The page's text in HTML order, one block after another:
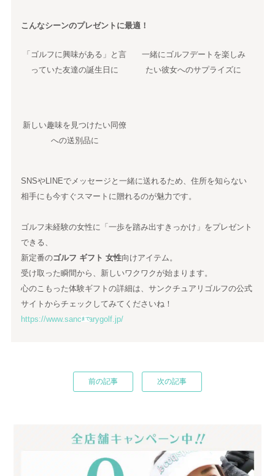
こんなシーンのプレゼントに最適！
「ゴルフに興味がある」と言
っていた友達の誕生日に
一緒にゴルフデートを楽しみ
たい彼女へのサプライズに
新しい趣味を見つけたい同僚
への送別品に
SNSやLINEでメッセージと一緒に送れるため、住所を知らない
相手にも今すぐスマートに贈れるのが魅力です。
ゴルフ未経験の女性に「一歩を踏み出すきっかけ」をプレゼント
できる、
新定番のゴルフ ギフト 女性向けアイテム。
受け取った瞬間から、新しいワクワクが始まります。
心のこもった体験ギフトの詳細は、サンクチュアリゴルフの公式
サイトからチェックしてみてくださいね！
https://www.sanctuarygolf.jp/
前の記事 次の記事
まで